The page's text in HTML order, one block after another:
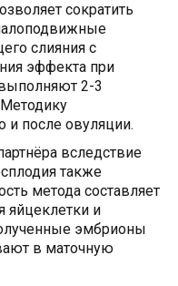
сократить
слияния с
эффекта при
2-3
и после овуляции.
вследствие
также
метода составляет
яйцеклетки и
эмбрионы
в маточную